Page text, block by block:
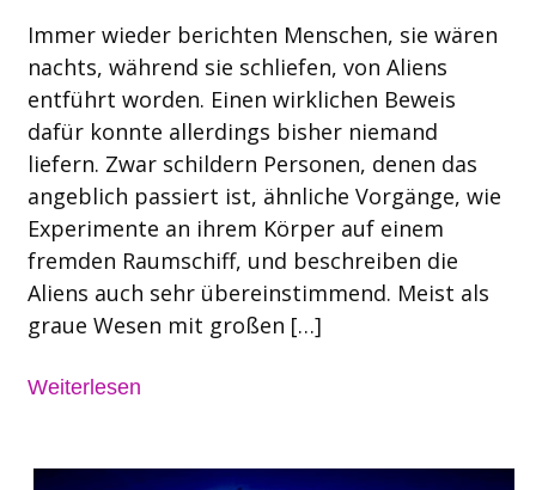
Immer wieder berichten Menschen, sie wären
nachts, während sie schliefen, von Aliens
entführt worden. Einen wirklichen Beweis
dafür konnte allerdings bisher niemand
liefern. Zwar schildern Personen, denen das
angeblich passiert ist, ähnliche Vorgänge, wie
Experimente an ihrem Körper auf einem
fremden Raumschiff, und beschreiben die
Aliens auch sehr übereinstimmend. Meist als
graue Wesen mit großen […]
Weiterlesen